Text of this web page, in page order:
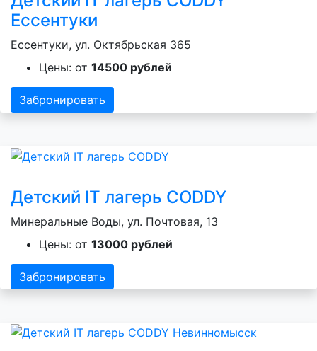
Ессентуки
Ессентуки, ул. Октябрьская 365
Цены: от 14500 рублей
Забронировать
Детский IT лагерь CODDY
Минеральные Воды, ул. Почтовая, 13
Цены: от 13000 рублей
Забронировать